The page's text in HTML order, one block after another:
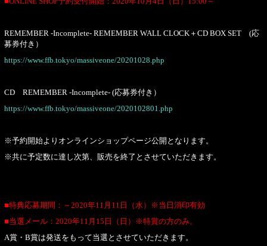
REMEMBER -Incomplete- REMEMBER WALL CLOCK＋CD BOX SET (応
募券付き）
https://www.ffb.tokyo/massiveone/20201028.php
CD REMEMBER -Incomplete- (応募券付き）
https://www.ffb.tokyo/massiveone/2020102801.php
※予約開始よりオンラインショップページ公開となります。
※共に予定数に達し次第、販売を終了とさせていただきます。
■特典応募期間：～2020年11月11日（水）※当日消印有効
■当選メール：2020年11月15日（日）※特賞の方のみ。
A賞・B賞は発送をもって当選とさせていただきます。